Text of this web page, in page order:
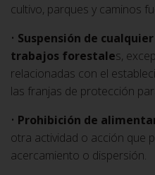
cultivo, parques y caminos
• Suspensión de
trabajos forestales,
relacionadas con el
las franjas de protección
• Prohibición de
otra actividad o acción que
acercamiento o dispersión.